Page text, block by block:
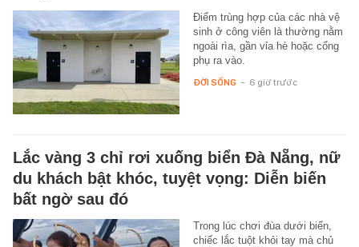
Điểm trùng hợp của các nhà vệ
sinh ở công viên là thường nằm
ngoài rìa, gần vỉa hè hoặc cổng
phụ ra vào.
ĐỜI SỐNG - 6 giờ trước
Lắc vàng 3 chỉ rơi xuống biển Đà Nẵng, nữ
du khách bật khóc, tuyệt vọng: Diễn biến
bất ngờ sau đó
Trong lúc chơi đùa dưới biển,
chiếc lắc tuột khỏi tay mà chủ